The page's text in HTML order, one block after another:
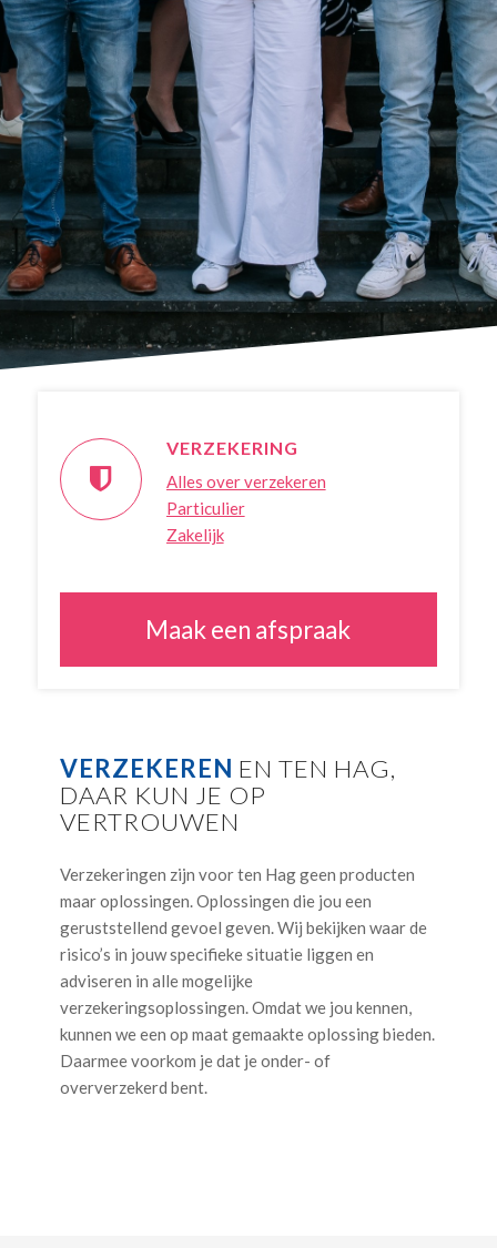
VERZEKERING
Alles over verzekeren
Particulier
Zakelijk
Maak een afspraak
VERZEKEREN EN TEN HAG,
DAAR KUN JE OP
VERTROUWEN
Verzekeringen zijn voor ten Hag geen producten
maar oplossingen. Oplossingen die jou een
geruststellend gevoel geven. Wij bekijken waar de
risico’s in jouw specifieke situatie liggen en
adviseren in alle mogelijke
verzekeringsoplossingen. Omdat we jou kennen,
kunnen we een op maat gemaakte oplossing bieden.
Daarmee voorkom je dat je onder- of
oververzekerd bent.